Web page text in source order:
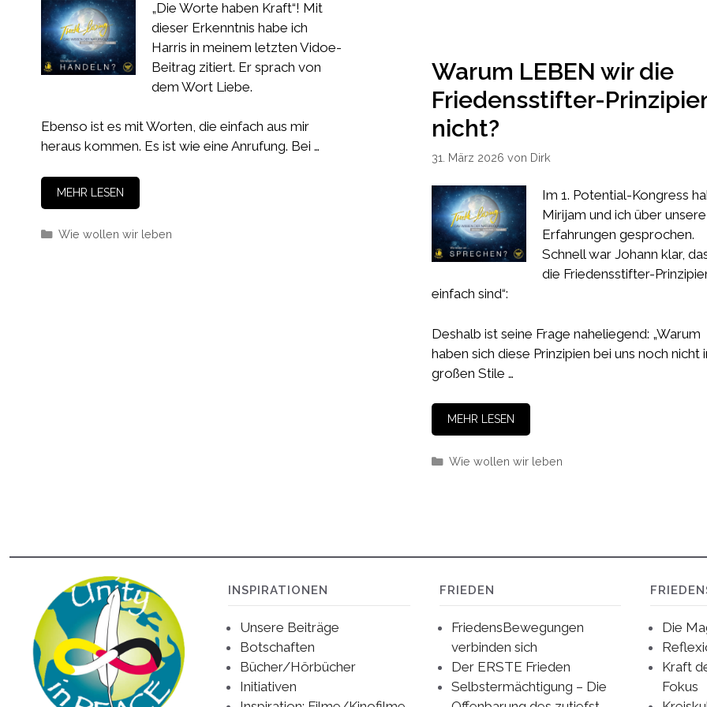
„Die Worte haben Kraft“! Mit
dieser Erkenntnis habe ich
Harris in meinem letzten Vidoe-
Beitrag zitiert. Er sprach von
dem Wort Liebe.
Ebenso ist es mit Worten, die einfach aus mir
heraus kommen. Es ist wie eine Anrufung. Bei …
MEHR LESEN
Kategorien
Wie wollen wir leben
Warum LEBEN wir die
Friedensstifter-
nicht?
31. März 2026 von Dirk
Im 1. Potential-Kongress
Mirijam und ich über unsere
Erfahrungen gesprochen.
Schnell war Johann klar,
die Friedensstifter-
einfach sind“:
Deshalb ist seine Frage naheliegend: „Warum
haben sich diese Prinzipien bei uns noch nicht
großen Stile …
MEHR LESEN
Kategorien
Wie wollen wir leben
INSPIRATIONEN
Unsere Beiträge
Botschaften
Bücher/Hörbücher
Initiativen
FRIEDEN
FriedensBewegungen
verbinden sich
Der ERSTE Frieden
Selbstermächtigung – Die
Die
Kraft
Fokus